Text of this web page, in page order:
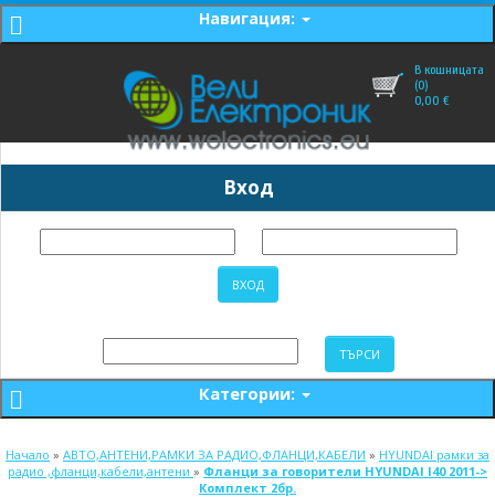
Навигация:
В кошницата
(0)
0,00 €
Вход
Категории:
Начало » АВТО,АНТЕНИ,РАМКИ ЗА РАДИО,ФЛАНЦИ,КАБЕЛИ » HYUNDAI рамки за
радио ,фланци,кабели,антени » Фланци за говорители HYUNDAI I40 2011->
Комплект 2бр.